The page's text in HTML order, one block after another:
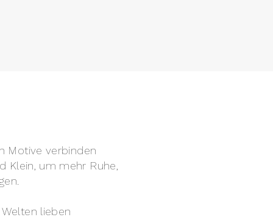
Motive verbinden
Klein, um mehr Ruhe,
lieben